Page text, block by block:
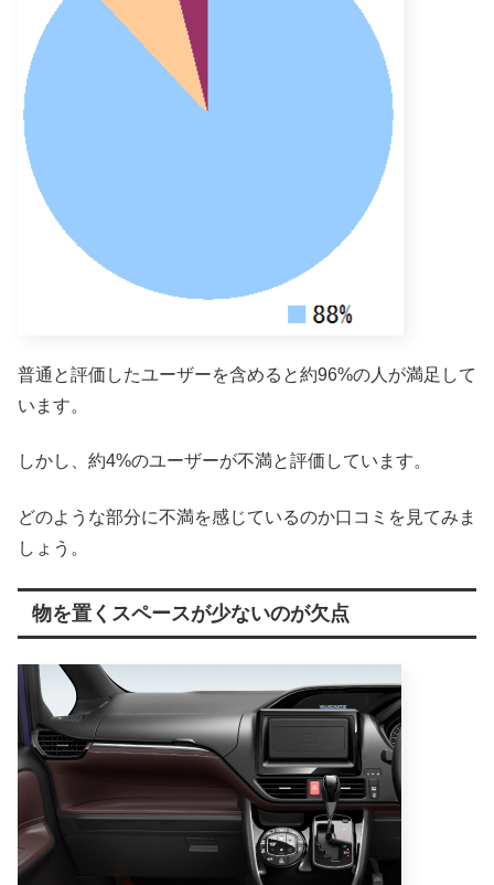
普通と評価したユーザーを含めると約96%の人が満足して
います。
しかし、約4%のユーザーが不満と評価しています。
どのような部分に不満を感じているのか口コミを見てみま
しょう。
物を置くスペースが少ないのが欠点